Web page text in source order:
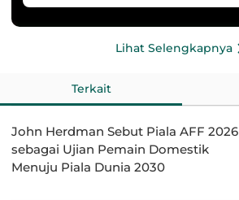
Lihat Selengkapnya
Terkait
John Herdman Sebut Piala AFF 2026
sebagai Ujian Pemain Domestik
Menuju Piala Dunia 2030